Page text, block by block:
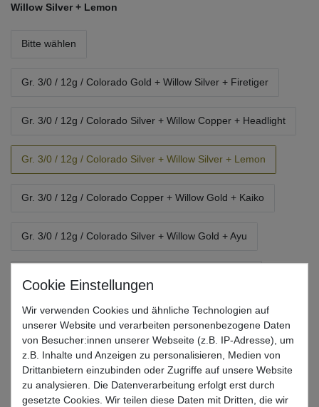
Willow Silver + Lemon
Bitte wählen
Gr. 3/0 / 12g / Colorado Gold + Willow Silver + Firetiger
Gr. 3/0 / 12g / Colorado Silver + Willow Copper + Headlight
Gr. 3/0 / 12g / Colorado Silver + Willow Silver + Lemon
Gr. 3/0 / 12g / Colorado Copper + Willow Gold + Kaiko
Gr. 3/0 / 12g / Colorado Silver + Willow Gold + Ayu
Gr. 4/0 / 21g / Colorado Gold + Willow Silver + Firetiger
Gr. 4/0 / 21g / Colorado Silver + Willow Copper + Headlight
Gr. 4/0 / 21g / Colorado Silver + Willow Silver + Lemon
Wir verwenden Cookies und ähnliche Technologien auf
unserer Website und verarbeiten personenbezogene Daten
von Besucher:innen unserer Webseite (z.B. IP-Adresse), um
z.B. Inhalte und Anzeigen zu personalisieren, Medien von
Drittanbietern einzubinden oder Zugriffe auf unsere Website
zu analysieren. Die Datenverarbeitung erfolgt erst durch
gesetzte Cookies. Wir teilen diese Daten mit Dritten, die wir